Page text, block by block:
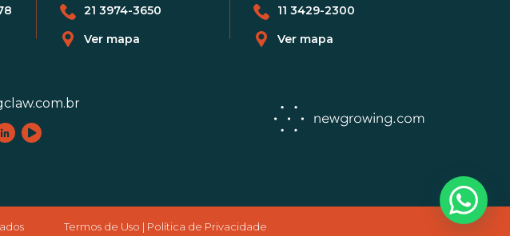
21 3974-3650
Ver mapa
11 3429-2300
Ver mapa
newgrowing.com
Termos de Uso | Política de Privacidade